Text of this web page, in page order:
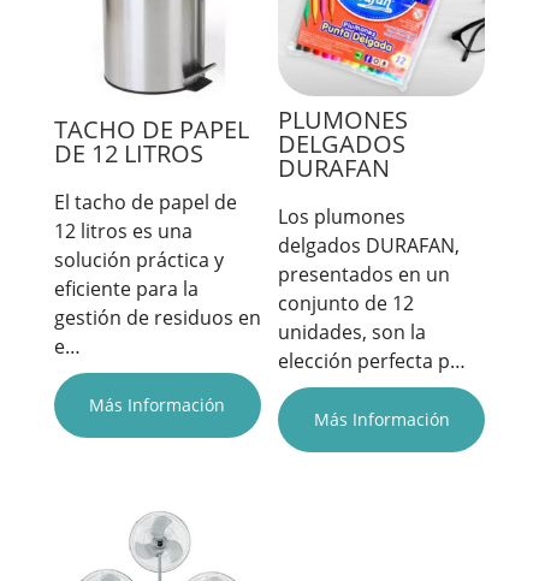
TACHO DE PAPEL
DE 12 LITROS
El tacho de papel de
12 litros es una
solución práctica y
eficiente para la
gestión de residuos en
e…
Más Información
PLUMONES
DELGADOS
DURAFAN
Los plumones
delgados DURAFAN,
presentados en un
conjunto de 12
unidades, son la
elección perfecta p…
Más Información